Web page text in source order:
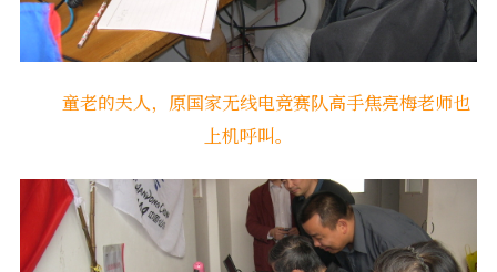
童老的夫人，原国家无线电竞赛队高手焦亮梅老师也
上机呼叫。